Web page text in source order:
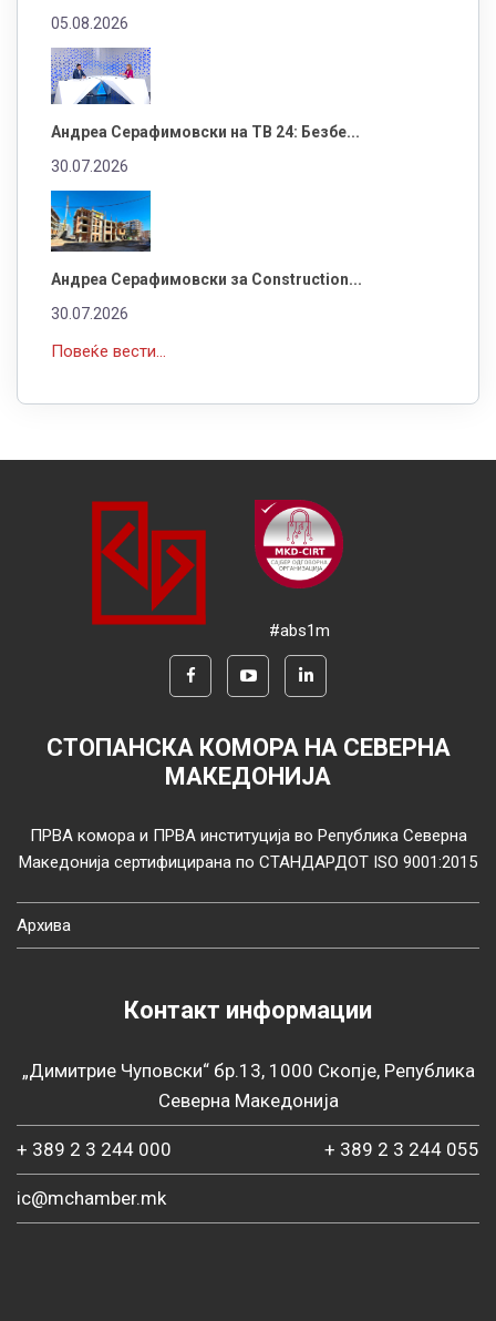
05.08.2026
Андреа Серафимовски на ТВ 24: Безбе...
30.07.2026
Андреа Серафимовски за Construction...
30.07.2026
Повеќе вести...
#abs1m
СТОПАНСКА КОМОРА НА СЕВЕРНА
МАКЕДОНИЈА
ПРВА комора и ПРВА институција во Република Северна
Македонија сертифицирана по СТАНДАРДОТ ISO 9001:2015
Архива
Контакт информации
„Димитрие Чуповски“ бр.13, 1000 Скопје, Република
Северна Македонија
+ 389 2 3 244 000 + 389 2 3 244 055
ic@mchamber.mk